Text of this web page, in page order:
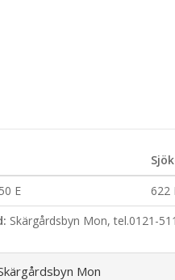
E
622
Skärgårdsbyn Mon, tel.0121-
Mon